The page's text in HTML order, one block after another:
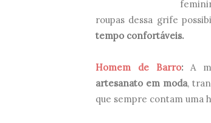
roupas dessa grife
tempo confortáveis.
Homem de Barro:A
artesanato em moda,
que sempre contam uma